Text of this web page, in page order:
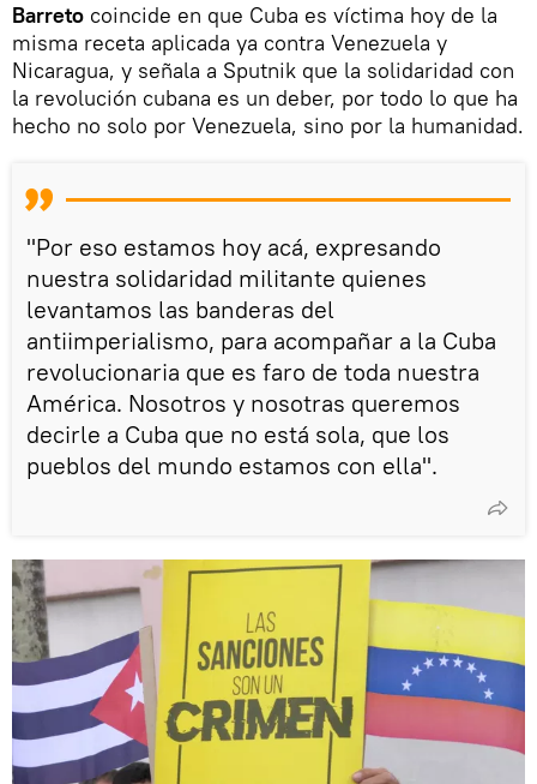
Barreto coincide en que Cuba es víctima hoy de la
misma receta aplicada ya contra Venezuela y
Nicaragua, y señala a Sputnik que la solidaridad con
la revolución cubana es un deber, por todo lo que ha
hecho no solo por Venezuela, sino por la humanidad.
"Por eso estamos hoy acá, expresando
nuestra solidaridad militante quienes
levantamos las banderas del
antiimperialismo, para acompañar a la Cuba
revolucionaria que es faro de toda nuestra
América. Nosotros y nosotras queremos
decirle a Cuba que no está sola, que los
pueblos del mundo estamos con ella".